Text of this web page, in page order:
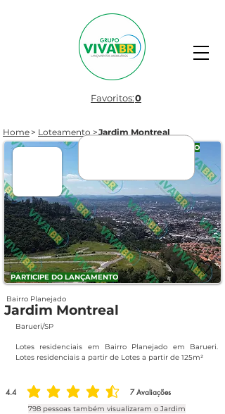
Favoritos:0
Home > Loteamento >Jardim Montreal
🤍
BREVE LANÇAMENTO
PARTICIPE DO LANÇAMENTO
Jardim Montreal
Bairro Planejado
Barueri/SP
Lotes residenciais em Bairro Planejado em Barueri.
Lotes residenciais a partir de Lotes a partir de 125m²
4.4 7 Avaliações
classificação média é 4.4 de 5, com base em 7 votos, Avaliações
798 pessoas também visualizaram o Jardim